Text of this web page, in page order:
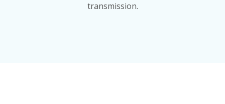
transmission.